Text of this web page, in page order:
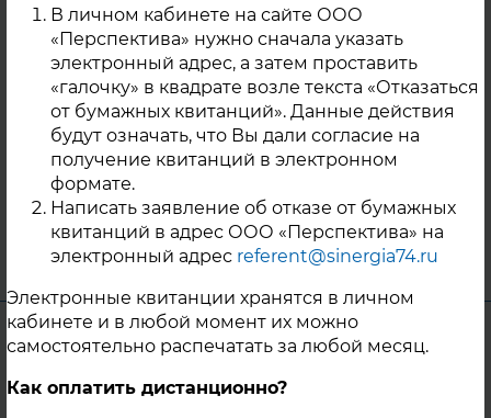
В личном кабинете на сайте ООО
«Перспектива» нужно сначала указать
электронный адрес, а затем проставить
«галочку» в квадрате возле текста «Отказаться
от бумажных квитанций». Данные действия
будут означать, что Вы дали согласие на
получение квитанций в электронном
формате.
Написать заявление об отказе от бумажных
квитанций в адрес ООО «Перспектива» на
электронный адрес referent@sinergia74.ru
Электронные квитанции хранятся в личном
кабинете и в любой момент их можно
самостоятельно распечатать за любой месяц.
Как оплатить дистанционно?
расположенном по адресу г. Копейск, п.
Октябрьский, ул. Гагарина 7а/1, 08.08.2025
с 08:00 до 13:00 будет временно
прекращена подача теплоносителя для
нужд горячего водоснабжения (ГВС) всем
потребителям п. Октябрьский,
подключенным к данному источнику.
06 Августа 2025
г. Копейск
Уважаемые жители г. Троицка!
В целях качественной подготовки